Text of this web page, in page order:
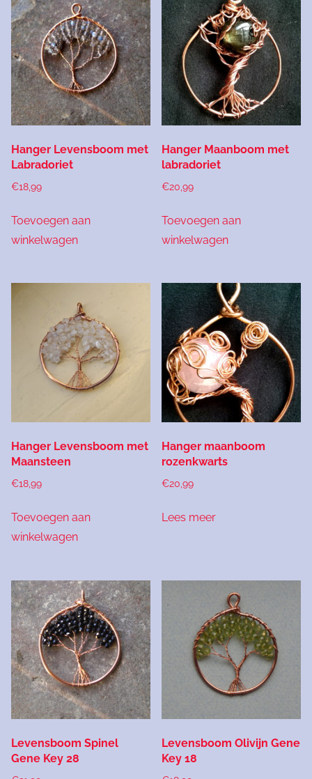
Hanger Levensboom met
Labradoriet
€18,99
Toevoegen aan
winkelwagen
Hanger Maanboom met
labradoriet
€20,99
Toevoegen aan
winkelwagen
Hanger Levensboom met
Maansteen
€18,99
Toevoegen aan
winkelwagen
Hanger maanboom
rozenkwarts
€20,99
Lees meer
Levensboom Spinel
Gene Key 28
Levensboom Olivijn Gene
Key 18